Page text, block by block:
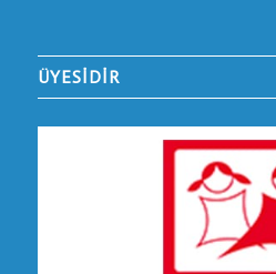
ÜYESİDİR